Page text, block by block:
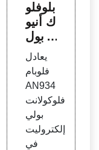
بلوفلو
ك أنيو
ني بول
ي أكر
يلاميد
يستخ
دم كم
ندد لل
تعدين
يعادل
فلوبام
AN934
فلوكولانت
بولي
إلكتروليت
في